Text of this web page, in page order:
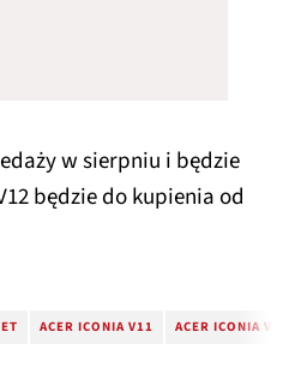
w sierpniu i będzie
będzie do kupienia od
ACER ICONIA V11 ACER ICONIA V12